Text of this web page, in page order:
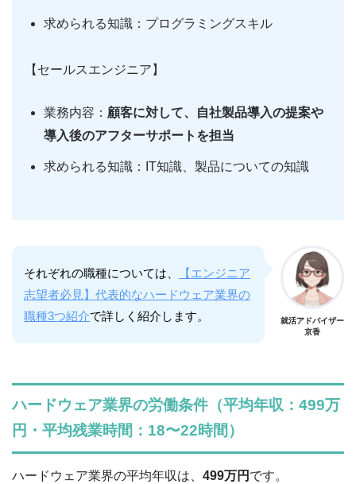
求められる知識：プログラミングスキル
【セールスエンジニア】
業務内容： 顧客に対して、自社製品導入の提案や
導入後のアフターサポートを担当
求められる知識：IT知識、製品についての知識
それぞれの職種については、
【エンジニア
志望者必見】代表的なハードウェア業界の
職種3つ紹介で詳しく紹介します。
就活アドバイザー
京香
ハードウェア業界の労働条件（平均年収：499万
円・平均残業時間：18〜22時間）
ハードウェア業界の平均年収は、 499万円 です。